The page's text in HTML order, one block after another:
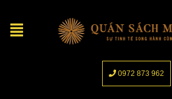
0972 873 962